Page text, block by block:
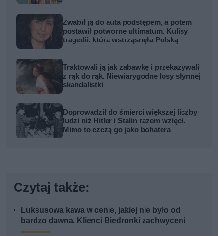
Zwabił ją do auta podstępem, a potem
postawił potworne ultimatum. Kulisy
tragedii, która wstrząsnęła Polską
Traktowali ją jak zabawkę i przekazywali
z rąk do rąk. Niewiarygodne losy słynnej
skandalistki
Doprowadził do śmierci większej liczby
ludzi niż Hitler i Stalin razem wzięci.
Mimo to czczą go jako bohatera
Czytaj także:
Luksusowa kawa w cenie, jakiej nie było od
bardzo dawna. Klienci Biedronki zachwyceni